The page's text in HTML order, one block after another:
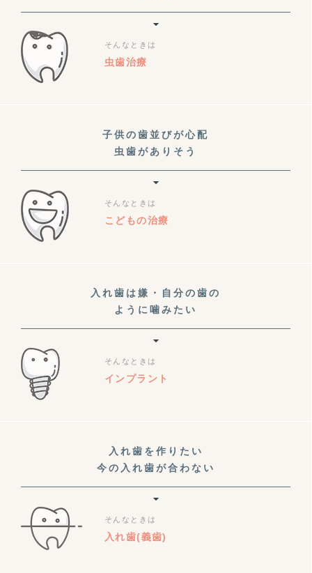
そんなときは
虫歯治療
子供の歯並びが心配
虫歯がありそう
そんなときは
こどもの治療
入れ歯は嫌・自分の歯の
ように噛みたい
そんなときは
インプラント
入れ歯を作りたい
今の入れ歯が合わない
そんなときは
入れ歯(義歯)